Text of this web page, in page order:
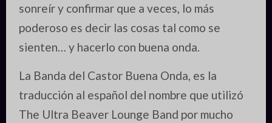
sonreír y confirmar que a veces, lo más
poderoso es decir las cosas tal como se
sienten… y hacerlo con buena onda.
La Banda del Castor Buena Onda, es la
traducción al español del nombre que utilizó
The Ultra Beaver Lounge Band por mucho